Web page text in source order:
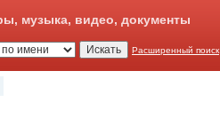
музыка, видео, документы
Расширенный поиск